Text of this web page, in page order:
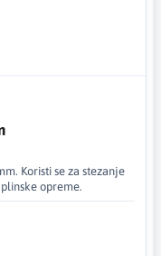
Koristi se za stezanje
opreme.